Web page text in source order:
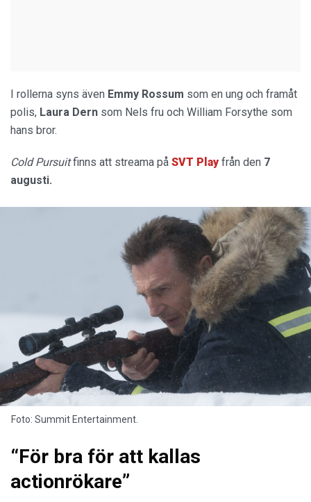
I rollerna syns även Emmy Rossum som en ung och framåt
polis, Laura Dern som Nels fru och William Forsythe som
hans bror.
Cold Pursuitfinns att streama på SVT Playfrån den 7
augusti.
Foto: Summit Entertainment.
“För bra för att kallas
actionrökare”